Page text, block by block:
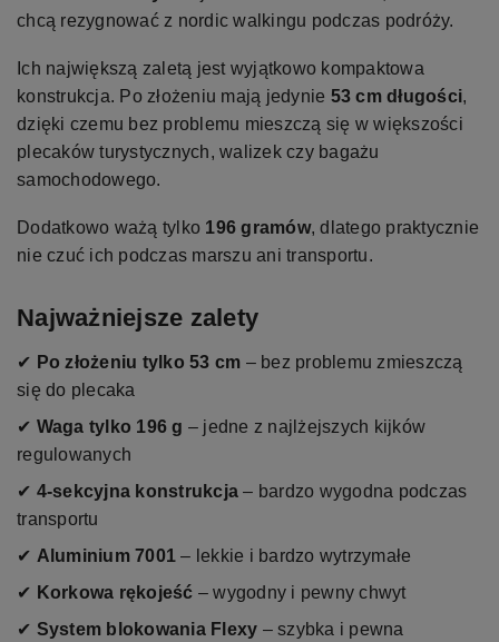
chcą rezygnować z nordic walkingu podczas podróży.
Ich największą zaletą jest wyjątkowo kompaktowa
konstrukcja. Po złożeniu mają jedynie 53 cm długości,
dzięki czemu bez problemu mieszczą się w większości
plecaków turystycznych, walizek czy bagażu
samochodowego.
Dodatkowo ważą tylko 196 gramów, dlatego praktycznie
nie czuć ich podczas marszu ani transportu.
Najważniejsze zalety
✔ Po złożeniu tylko 53 cm – bez problemu zmieszczą
się do plecaka
✔ Waga tylko 196 g – jedne z najlżejszych kijków
regulowanych
✔ 4-sekcyjna konstrukcja – bardzo wygodna podczas
transportu
✔ Aluminium 7001 – lekkie i bardzo wytrzymałe
✔ Korkowa rękojeść – wygodny i pewny chwyt
✔ System blokowania Flexy – szybka i pewna